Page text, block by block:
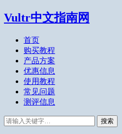
Vultr中文指南网
首页
购买教程
产品方案
优惠信息
使用教程
常见问题
测评信息
搜索